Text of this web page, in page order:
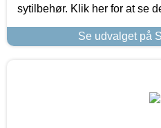
sytilbehør. Klik her for at se
Se udvalget på